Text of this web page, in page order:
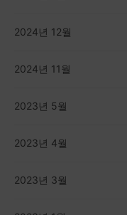
2024년 12월
2024년 11월
2023년 5월
2023년 4월
2023년 3월